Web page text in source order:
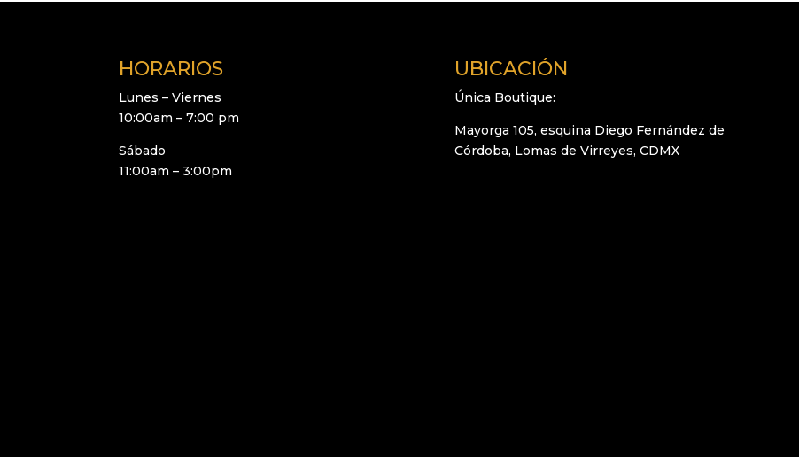
HORARIOS
Lunes – Viernes
10:00am – 7:00 pm
Sábado
11:00am – 3:00pm
UBICACIÓN
Única Boutique:
Mayorga 105, esquina Diego Fernández de
Córdoba, Lomas de Virreyes, CDMX